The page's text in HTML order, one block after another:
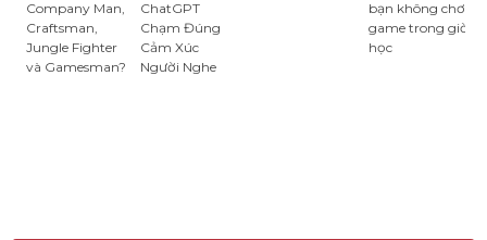
vai trò:
Company Man,
Craftsman,
Jungle Fighter
Audio Từ
ChatGPT
Chạm Đúng
Cảm Xúc
có thể giúp con
bạn không chơi
game trong giờ